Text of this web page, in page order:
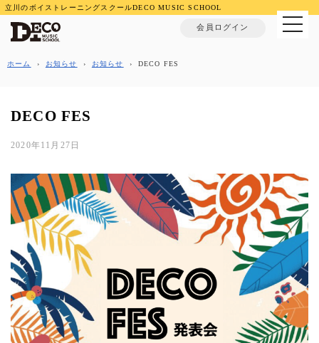
立川のボイストレーニングスクールDECO MUSIC SCHOOL
会員ログイン
MENU
ホーム › お知らせ › お知らせ › DECO FES
DECO FES
2020年11月27日